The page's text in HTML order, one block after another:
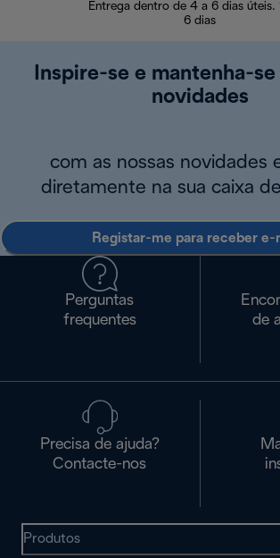
Entrega dentro de 4 a 6 dias úteis.
6 dias
Inspire-se e mantenha-se
novidades
com as nossas novidades
diretamente na sua caixa
Registar-me para receber e-
Perguntas
frequentes
de
Precisa de ajuda?
Contacte-nos
Produtos